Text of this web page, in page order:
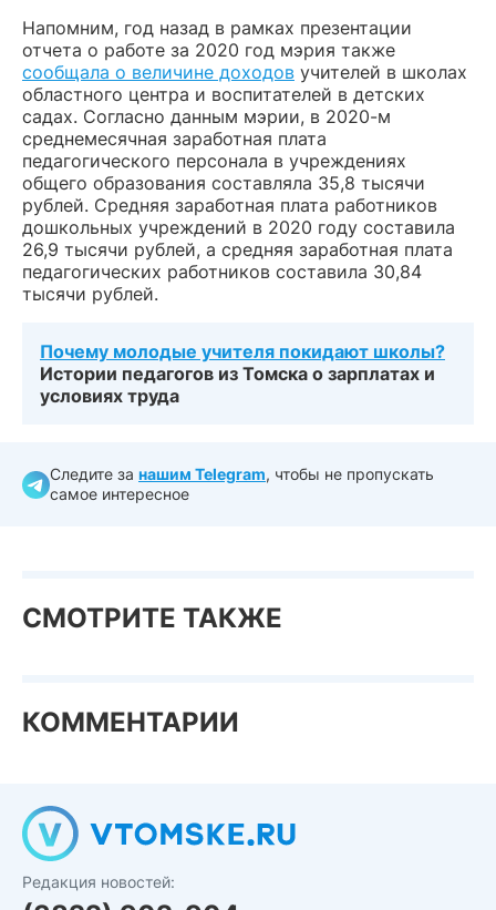
Напомним, год назад в рамках презентации
отчета о работе за 2020 год мэрия также
сообщала о величине доходов учителей в школах
областного центра и воспитателей в детских
садах. Согласно данным мэрии, в 2020-м
среднемесячная заработная плата
педагогического персонала в учреждениях
общего образования составляла 35,8 тысячи
рублей. Средняя заработная плата работников
дошкольных учреждений в 2020 году составила
26,9 тысячи рублей, а средняя заработная плата
педагогических работников составила 30,84
тысячи рублей.
Почему молодые учителя покидают школы?
Истории педагогов из Томска о зарплатах и
условиях труда
Следите за нашим Telegram, чтобы не пропускать
самое интересное
СМОТРИТЕ ТАКЖЕ
КОММЕНТАРИИ
Редакция новостей: